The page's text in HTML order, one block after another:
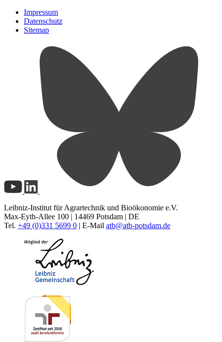
Impressum
Datenschutz
Sitemap
Leibniz-Institut für Agrartechnik und Bioökonomie e.V.
Max-Eyth-Allee 100 | 14469 Potsdam | DE
Tel. +49 (0)331 5699 0 | E-Mail atb@atb-potsdam.de